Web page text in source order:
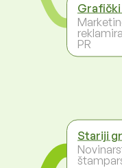
Grafički
PR
Stariji